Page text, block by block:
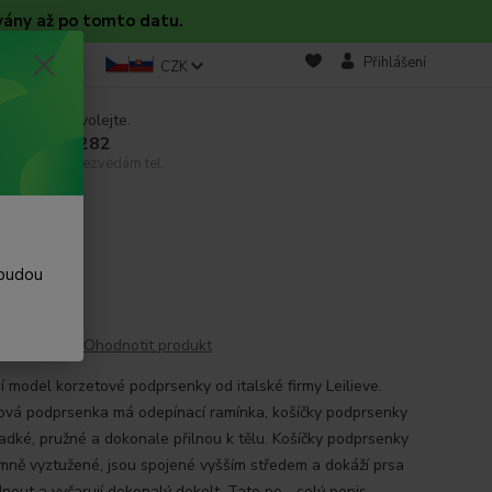
až po tomto datu.
Blog CZK Přihlášení
si rady? Zavolejte.
608 754 282
pokud nezvedám tel.
Ohodnotit produkt
model korzetové podprsenky od italské firmy Leilieve.
podprsenka má odepínací ramínka, košíčky podprsenky
pružné a dokonale přilnou k tělu. Košíčky podprsenky
vyztužené, jsou spojené vyšším středem a dokáží prsa